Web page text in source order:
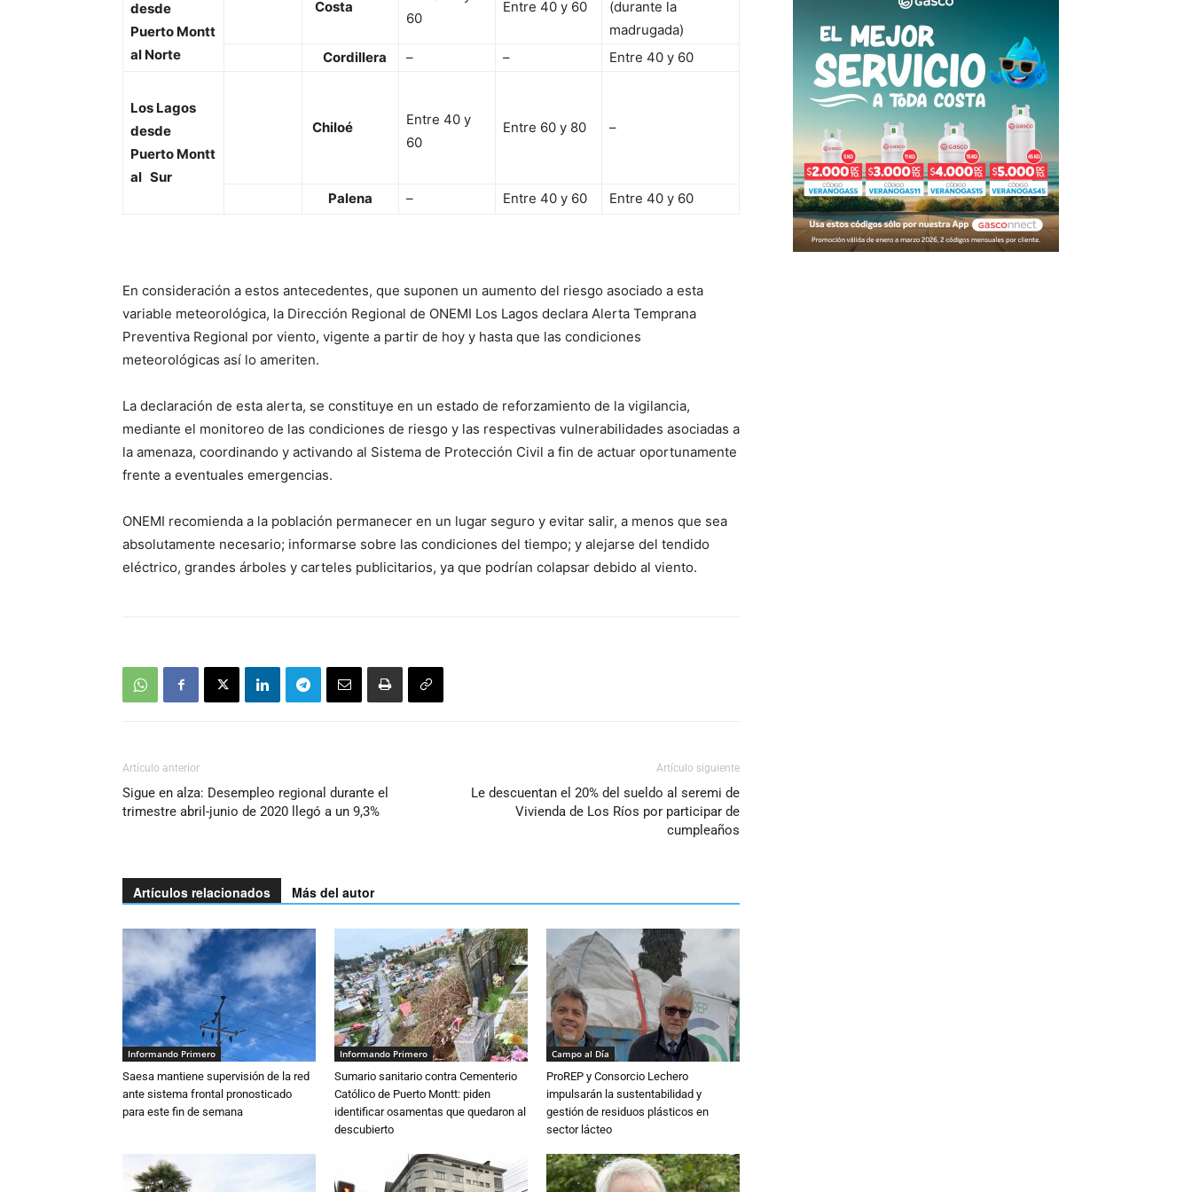
desde
Puerto Montt
al Norte
Costa
60
Entre 40 y 60
(durante la
madrugada)
Cordillera
– – Entre 40 y 60
Los Lagos
desde
Puerto Montt
al Sur
Chiloé
Entre 40 y
60
Entre 60 y 80 –
Palena – Entre 40 y 60 Entre 40 y 60
En consideración a estos antecedentes, que suponen un aumento del riesgo asociado a esta
variable meteorológica, la Dirección Regional de ONEMI Los Lagos declara Alerta Temprana
Preventiva Regional por viento, vigente a partir de hoy y hasta que las condiciones
meteorológicas así lo ameriten.
La declaración de esta alerta, se constituye en un estado de reforzamiento de la vigilancia,
mediante el monitoreo de las condiciones de riesgo y las respectivas vulnerabilidades asociadas a
la amenaza, coordinando y activando al Sistema de Protección Civil a fin de actuar oportunamente
frente a eventuales emergencias.
ONEMI recomienda a la población permanecer en un lugar seguro y evitar salir, a menos que sea
absolutamente necesario; informarse sobre las condiciones del tiempo; y alejarse del tendido
eléctrico, grandes árboles y carteles publicitarios, ya que podrían colapsar debido al viento.
Artículo anterior
Sigue en alza: Desempleo regional durante el
trimestre abril-junio de 2020 llegó a un 9,3%
Artículo siguiente
Le descuentan el 20% del sueldo al seremi de
Vivienda de Los Ríos por participar de
cumpleaños
Artículos relacionados Más del autor
Informando Primero
Saesa mantiene supervisión de la red
ante sistema frontal pronosticado
para este fin de semana
Informando Primero
Sumario sanitario contra Cementerio
Católico de Puerto Montt: piden
identificar osamentas que quedaron al
descubierto
Campo al Día
ProREP y Consorcio Lechero
impulsarán la sustentabilidad y
gestión de residuos plásticos en
sector lácteo